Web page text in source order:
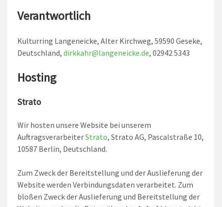
Verantwortlich
Kulturring Langeneicke, Alter Kirchweg, 59590 Geseke,
Deutschland, dirkkahr@langeneicke.de, 02942 5343
Hosting
Strato
Wir hosten unsere Website bei unserem
AuftragsverarbeiterStrato, Strato AG, Pascalstraße 10,
10587 Berlin, Deutschland.
Zum Zweck der Bereitstellung und der Auslieferung der
Website werden Verbindungsdaten verarbeitet. Zum
bloßen Zweck der Auslieferung und Bereitstellung der